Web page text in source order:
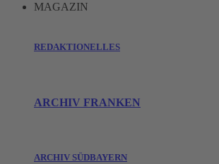
MAGAZIN
REDAKTIONELLES
ARCHIV FRANKEN
ARCHIV SÜDBAYERN